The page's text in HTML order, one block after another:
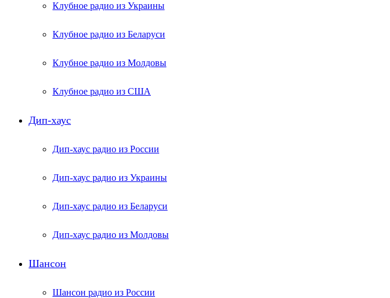
Клубное радио из Украины
Клубное радио из Беларуси
Клубное радио из Молдовы
Клубное радио из США
Дип-хаус
Дип-хаус радио из России
Дип-хаус радио из Украины
Дип-хаус радио из Беларуси
Дип-хаус радио из Молдовы
Шансон
Шансон радио из России